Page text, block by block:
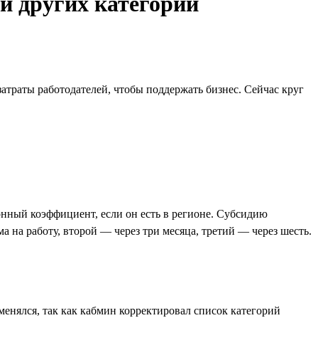
работодателей, чтобы поддержать бизнес. Сейчас круг
коэффициент, если он есть в регионе. Субсидию
на работу, второй — через три месяца, третий — через шесть.
так как кабмин корректировал список категорий